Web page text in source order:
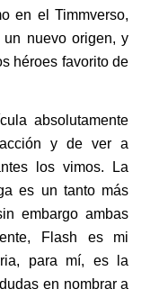
en el Timmverso,
nuevo origen, y
héroes favorito de
absolutamente
y de ver a
los vimos. La
es un tanto más
embargo ambas
Flash es mi
para mí, es la
en nombrar a